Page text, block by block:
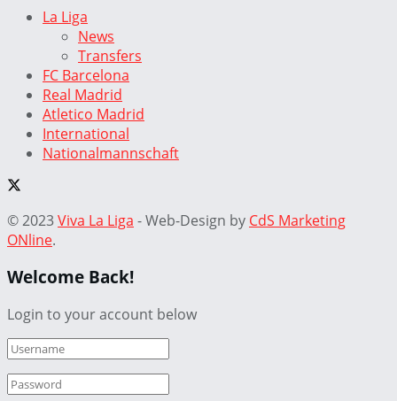
La Liga
News
Transfers
FC Barcelona
Real Madrid
Atletico Madrid
International
Nationalmannschaft
© 2023Viva La Liga - Web-Design by CdS Marketing
ONline.
Welcome Back!
Login to your account below